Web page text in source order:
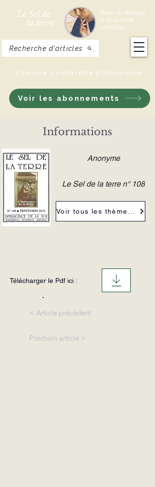
Le Sel de
la terre
Revue de théologie
et de doctrine
catholique
Voir les abonnements
S'inscrire à notre lettre d'information
Recherche d'articles
Informations
Anonyme
Le Sel de la terre n° 108
Télécharger le Pdf ici :
.
< Article précédent
Prochain article >